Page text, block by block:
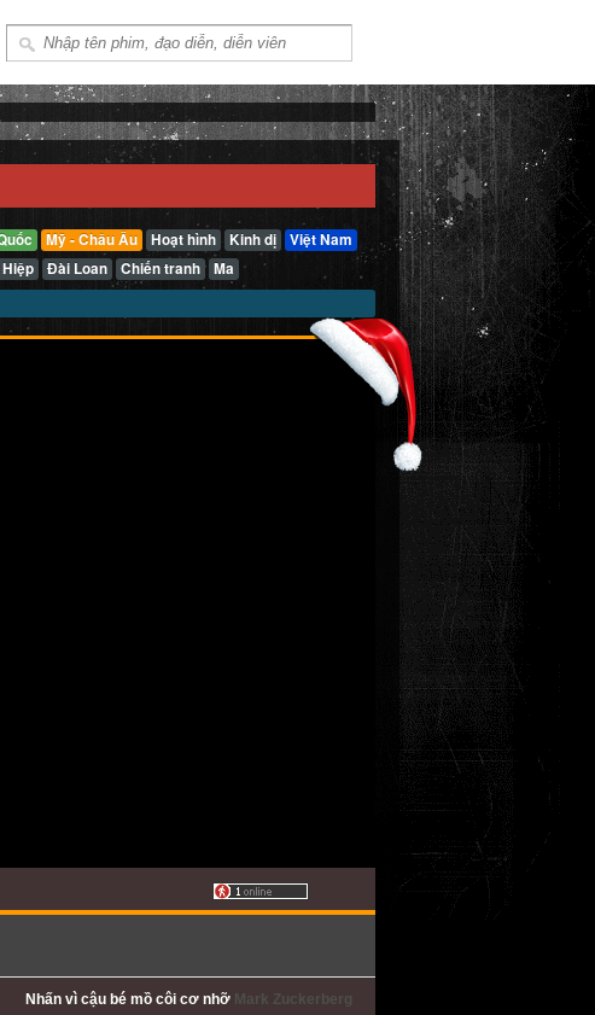
Mỹ - Châu Âu Hoạt hình Kinh dị
Việt Nam
Đài Loan Chiến tranh Ma
Nhấn vì cậu bé mồ côi cơ nhỡ Mark Zuckerberg